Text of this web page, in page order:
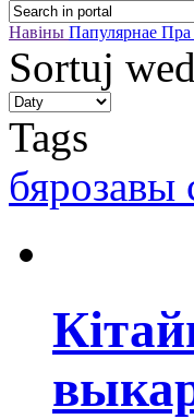
Навіны Папулярнае Пра
Sortuj
Tags
бярозавы